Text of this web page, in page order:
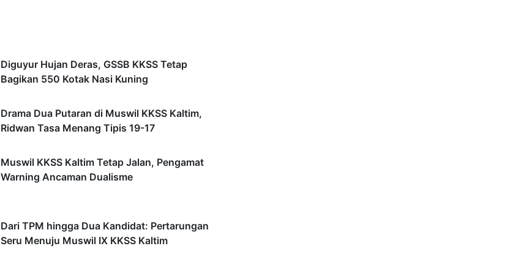
Diguyur Hujan Deras, GSSB KKSS Tetap
Bagikan 550 Kotak Nasi Kuning
Drama Dua Putaran di Muswil KKSS Kaltim,
Ridwan Tasa Menang Tipis 19-17
Muswil KKSS Kaltim Tetap Jalan, Pengamat
Warning Ancaman Dualisme
Dari TPM hingga Dua Kandidat: Pertarungan
Seru Menuju Muswil IX KKSS Kaltim